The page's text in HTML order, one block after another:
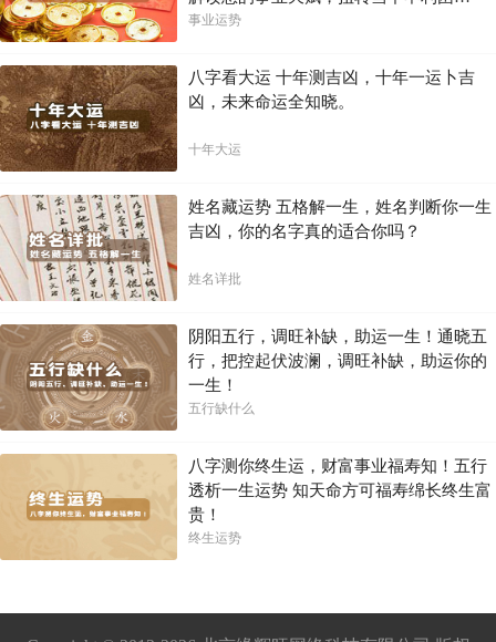
局！！
事业运势
八字看大运 十年测吉凶，十年一运卜吉
凶，未来命运全知晓。
十年大运
姓名藏运势 五格解一生，姓名判断你一生
吉凶，你的名字真的适合你吗？
姓名详批
阴阳五行，调旺补缺，助运一生！通晓五
行，把控起伏波澜，调旺补缺，助运你的
一生！
五行缺什么
八字测你终生运，财富事业福寿知！五行
透析一生运势 知天命方可福寿绵长终生富
贵！
终生运势